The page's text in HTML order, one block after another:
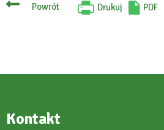
Powrót Drukuj
Will
PDF
Kontakt